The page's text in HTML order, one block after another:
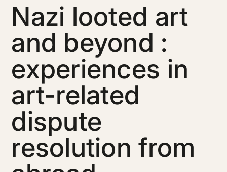
Nazi looted art
and beyond :
experiences in
art-related
dispute
resolution from